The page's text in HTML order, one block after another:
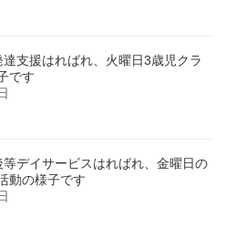
支援はればれ、火曜日3歳児クラ
です
デイサービスはればれ、金曜日の
動の様子です